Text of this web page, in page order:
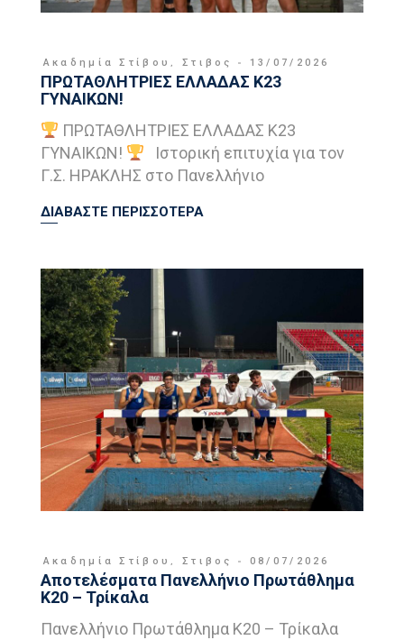
Ακαδημία Στίβου , Στιβος 13/07/2026
ΠΡΩΤΑΘΛΗΤΡΙΕΣ ΕΛΛΑΔΑΣ Κ23
ΓΥΝΑΙΚΩΝ!
ΠΡΩΤΑΘΛΗΤΡΙΕΣ ΕΛΛΑΔΑΣ Κ23
ΓΥΝΑΙΚΩΝ!
Ιστορική επιτυχία για τον
Γ.Σ. ΗΡΑΚΛΗΣ στο Πανελλήνιο
ΔΙΑΒΑΣΤΕ ΠΕΡΙΣΣΟΤΕΡΑ
Ακαδημία Στίβου , Στιβος 08/07/2026
Αποτελέσματα Πανελλήνιο Πρωτάθλημα
Κ20 – Τρίκαλα
Πανελλήνιο Πρωτάθλημα Κ20 – Τρίκαλα